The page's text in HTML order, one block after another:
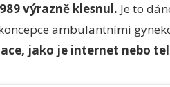
výrazně klesnul. Je to
ambulantními
jako je internet nebo